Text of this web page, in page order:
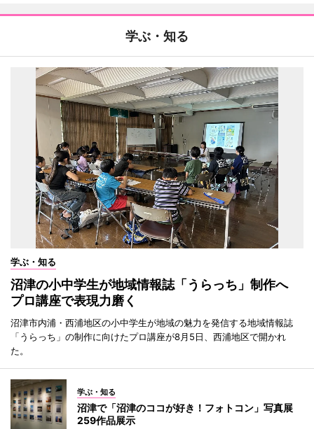
学ぶ・知る
学ぶ・知る
沼津の小中学生が地域情報誌「うらっち」制作へ
プロ講座で表現力磨く
沼津市内浦・西浦地区の小中学生が地域の魅力を発信する地域情報誌
「うらっち」の制作に向けたプロ講座が8月5日、西浦地区で開かれ
た。
学ぶ・知る
沼津で「沼津のココが好き！フォトコン」写真展
259作品展示